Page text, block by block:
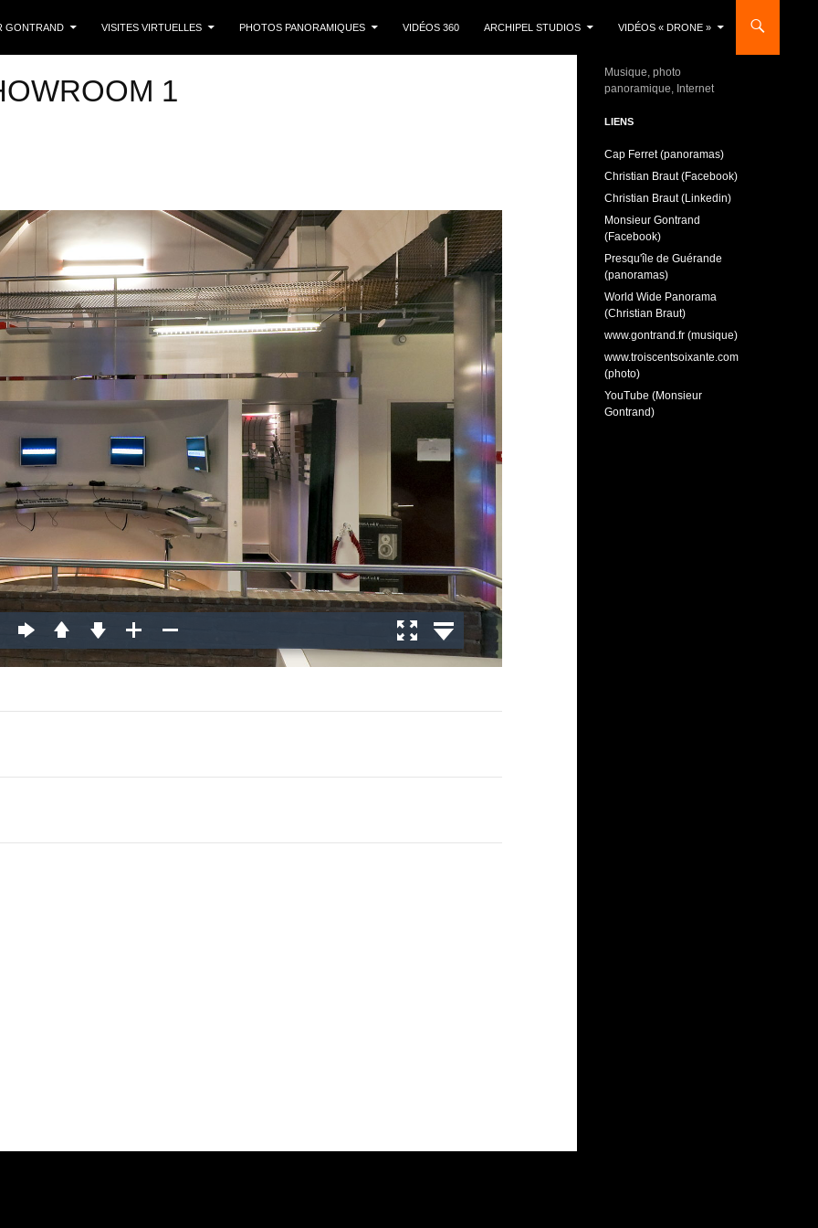
GONTRAND
VISITES VIRTUELLES PHOTOS PANORAMIQUES VIDÉOS 360 ARCHIPEL STUDIOS VIDÉOS « DRONE »
1
Musique, photo
panoramique, Internet
LIENS
Cap Ferret (panoramas)
Christian Braut (Facebook)
Christian Braut (Linkedin)
Monsieur Gontrand
(Facebook)
Presqu'île de Guérande
(panoramas)
World Wide Panorama
(Christian Braut)
www.gontrand.fr (musique)
www.troiscentsoixante.com
(photo)
YouTube (Monsieur
Gontrand)